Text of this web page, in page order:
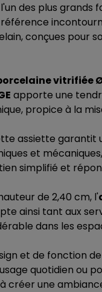
des plus
conçues pour
vitrifiée
apporte une
propice à la
assiette
et
simplifié et
de 2,40 cm, l'
ainsi tant aux
dans les
et de fonction
quotidien ou
une